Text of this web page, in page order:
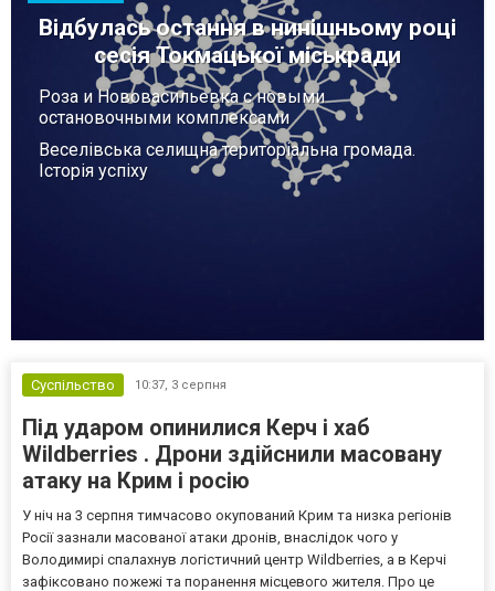
Відбулась остання в нинішньому році
сесія Токмацької міськради
Роза и Нововасильевка с новыми
остановочными комплексами
Веселівська селищна територіальна громада.
Історія успіху
Суспільство 10:37, 3 серпня
Під ударом опинилися Керч і хаб
Wildberries . Дрони здійснили масовану
атаку на Крим і росію
У ніч на 3 серпня тимчасово окупований Крим та низка регіонів
Росії зазнали масованої атаки дронів, внаслідок чого у
Володимирі спалахнув логістичний центр Wildberries, а в Керчі
зафіксовано пожежі та поранення місцевого жителя. Про це